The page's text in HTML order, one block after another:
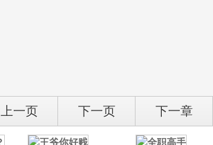
上一页 下一页 下一章